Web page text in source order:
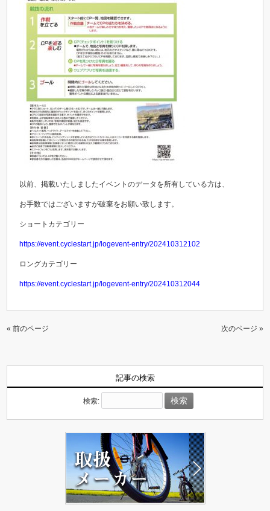
以前、掲載いたしましたイベントのデータを所有している方は、
お手数ではございますが破棄をお願い致します。
ショートカテゴリー
https://event.cyclestart.jp/logevent-entry/202410312102
ロングカテゴリー
https://event.cyclestart.jp/logevent-entry/202410312044
« 前のページ 次のページ »
記事の検索
検索: